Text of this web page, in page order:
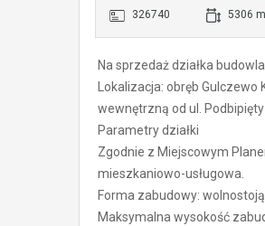
326740 5306
Na sprzedaż działka
Lokalizacja: obręb
wewnętrzną od ul. Podbipięty
Parametry działki
Zgodnie z Miejscowym
mieszkaniowo-usługowa.
Forma zabudowy:
Maksymalna wysokość